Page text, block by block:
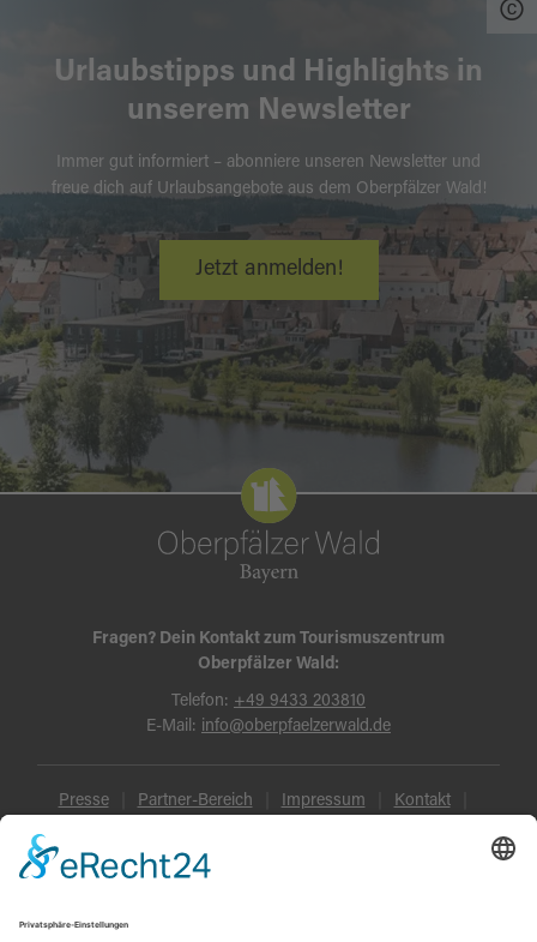
Urlaubstipps und Highlights in
unserem Newsletter
Immer gut informiert – abonniere unseren Newsletter und
freue dich auf Urlaubsangebote aus dem Oberpfälzer Wald!
Jetzt anmelden!
Fragen? Dein Kontakt zum Tourismuszentrum
Oberpfälzer Wald:
Telefon: +49 9433 203810
E-Mail: info@oberpfaelzerwald.de
Presse Partner-Bereich Impressum Kontakt
Datenschutz